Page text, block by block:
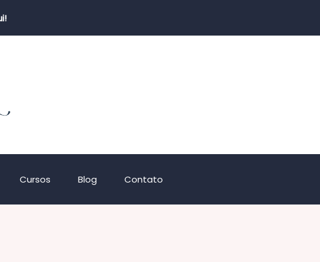
Cursos Blog Contato